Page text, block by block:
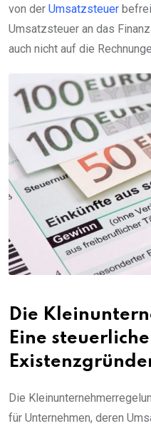
von der Umsatzsteuer
Umsatzsteuer an das
auch nicht auf die
Die
Eine
Die
für Unternehmen, deren